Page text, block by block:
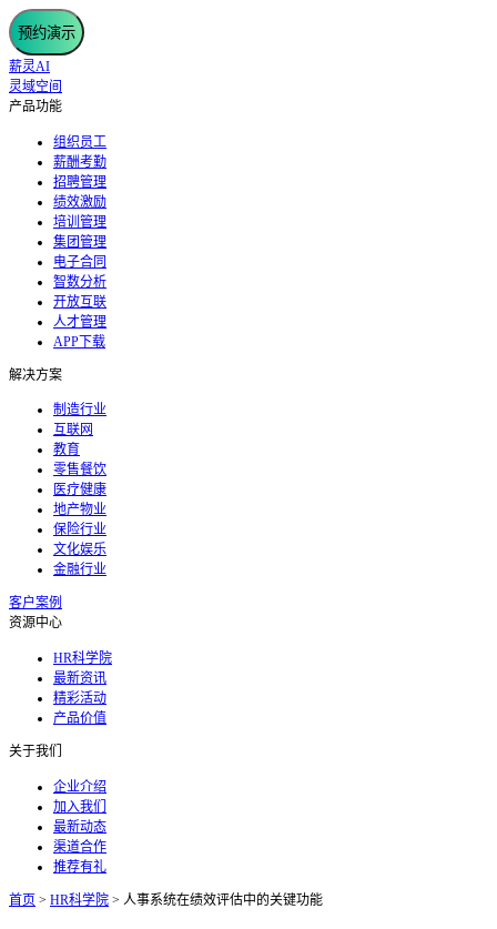
预约演示
薪灵AI
灵域空间
产品功能
组织员工
薪酬考勤
招聘管理
绩效激励
培训管理
集团管理
电子合同
智数分析
开放互联
人才管理
APP下载
解决方案
制造行业
互联网
教育
零售餐饮
医疗健康
地产物业
保险行业
文化娱乐
金融行业
客户案例
资源中心
HR科学院
最新资讯
精彩活动
产品价值
关于我们
企业介绍
加入我们
最新动态
渠道合作
推荐有礼
首页 > HR科学院 > 人事系统在绩效评估中的关键功能